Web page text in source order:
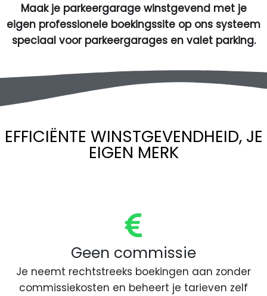
Maak je parkeergarage winstgevend met je
eigen professionele boekingssite op ons systeem
speciaal voor parkeergarages en valet parking.
EFFICIËNTE WINSTGEVENDHEID, JE
EIGEN MERK
Geen commissie
Je neemt rechtstreeks boekingen aan zonder
commissiekosten en beheert je tarieven zelf